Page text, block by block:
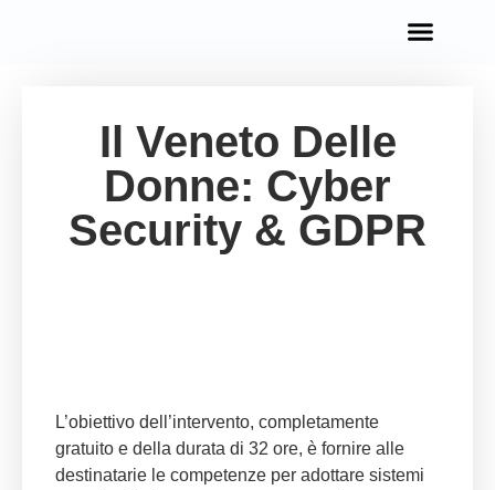
Il Veneto Delle
Donne: Cyber
Security & GDPR
L’obiettivo dell’intervento, completamente
gratuito e della durata di 32 ore, è fornire alle
destinatarie le competenze per adottare sistemi